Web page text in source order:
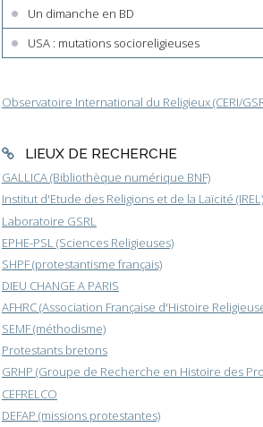
Un dimanche en BD
USA : mutations socioreligieuses
Observatoire International du Religieux (CERI/
LIEUX DE RECHERCHE
GALLICA (Bibliothèque numérique BNF)
Institut d'Etude des Religions et de la Laïcité (IREL)
Laboratoire GSRL
EPHE-PSL (Sciences Religieuses)
SHPF (protestantisme français)
DIEU CHANGE A PARIS
AFHRC (Association Française d'Histoire
SEMF (méthodisme)
Protestants bretons
GRHP (Groupe de Recherche en Histoire des
CEFRELCO
DEFAP (missions protestantes)